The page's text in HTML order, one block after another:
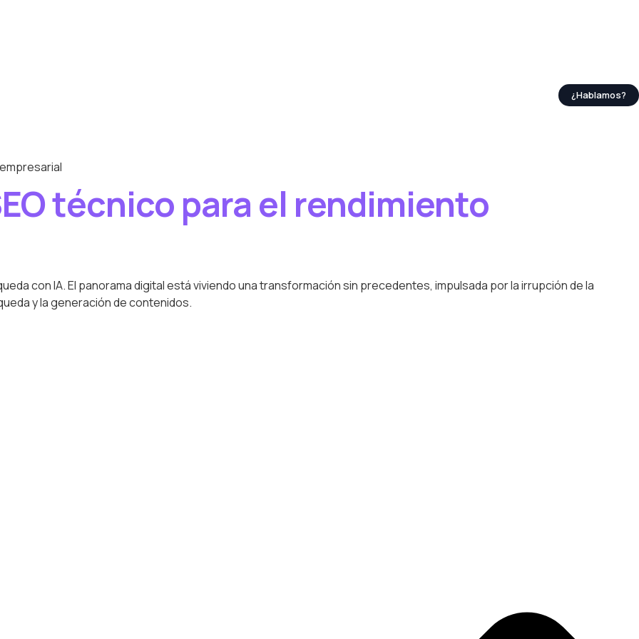
¿Hablamos?
técnico para el rendimiento
con IA. El panorama digital está viviendo una transformación sin precedentes, impulsada por la irrupción de la
y la generación de contenidos.